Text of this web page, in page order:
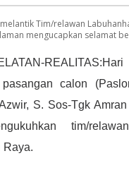
Tim/relawan
mengucapkan selamat
pasangan calon
S. Sos-Tgk
tim/
Raya.